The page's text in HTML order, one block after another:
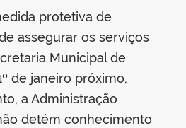
protetiva de
assegurar os serviços
Municipal de
de janeiro próximo,
a Administração
detém conhecimento